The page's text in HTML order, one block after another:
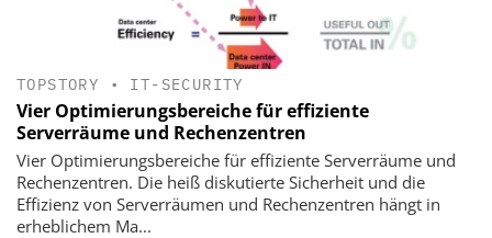
TOPSTORY • IT-SECURITY
Vier Optimierungsbereiche für effiziente
Serverräume und Rechenzentren
Vier Optimierungsbereiche für effiziente Serverräume und
Rechenzentren. Die heiß diskutierte Sicherheit und die
Effizienz von Serverräumen und Rechenzentren hängt in
erheblichem Ma...